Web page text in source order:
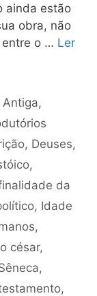
ainda estão
obra, não
entre o … Ler
Antiga,
, Deuses,
,
da
, Idade
,
césar,
,
,